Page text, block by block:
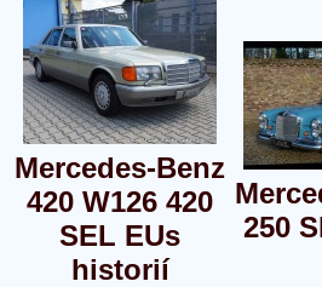
Mercedes-Benz
420 W126 420
SEL EUs
historií
250